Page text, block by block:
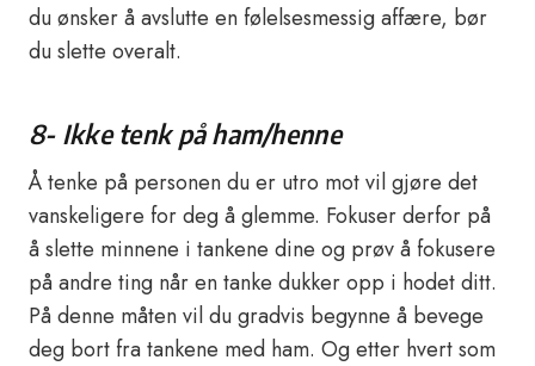
du ønsker å avslutte en følelsesmessig affære, bør
du slette overalt.
8- Ikke tenk på ham/henne
Å tenke på personen du er utro mot vil gjøre det
vanskeligere for deg å glemme. Fokuser derfor på
å slette minnene i tankene dine og prøv å fokusere
på andre ting når en tanke dukker opp i hodet ditt.
På denne måten vil du gradvis begynne å bevege
deg bort fra tankene med ham. Og etter hvert som